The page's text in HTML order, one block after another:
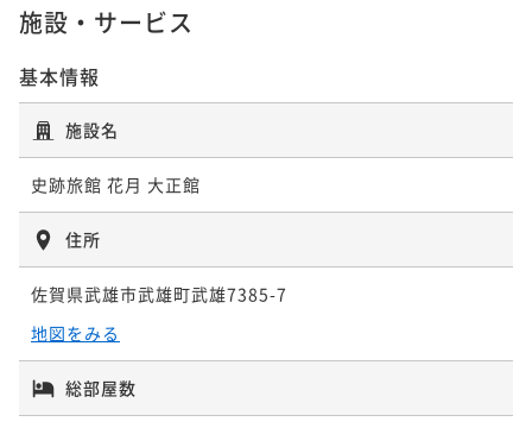
施設・サービス
基本情報
施設名
史跡旅館 花月 大正館
住所
佐賀県武雄市武雄町武雄7385-7
地図をみる
総部屋数